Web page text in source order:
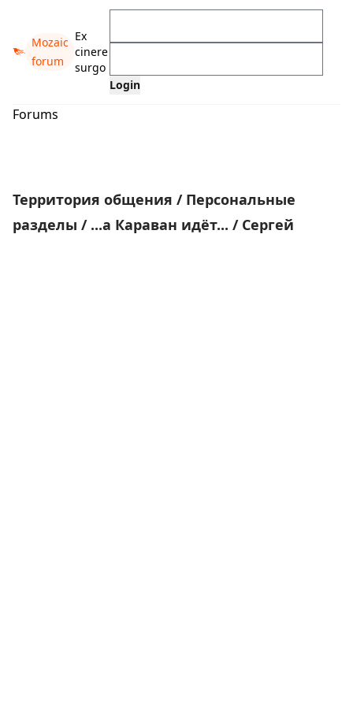
Mozaic
forum
Ex
cinere
surgo
Forums
Территория общения / Персональные
разделы / ...а Караван идёт... / Сергей